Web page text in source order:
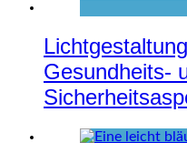
Gesundheits-